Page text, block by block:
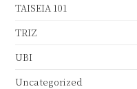
TAISEIA 101
TRIZ
UBI
Uncategorized